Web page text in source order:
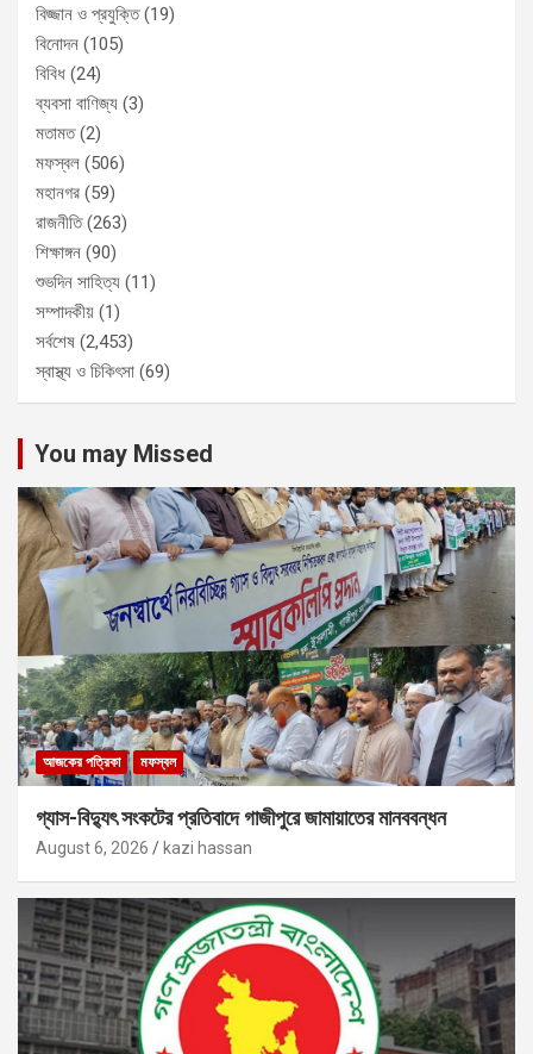
বিজ্জান ও প্রযুক্তি(19)
বিনোদন (105)
বিবিধ (24)
ব্যবসা বাণিজ্য (3)
মতামত(2)
মফস্বল (506)
মহানগর (59)
রাজনীতি(263)
শিক্ষাঙ্গন (90)
শুভদিন সাহিত্য (11)
সম্পাদকীয় (1)
সর্বশেষ (2,453)
স্বাস্থ্য ও চিকিৎসা (69)
You may Missed
আজকের পত্রিকা মফস্বল
গ্যাস-বিদ্যুৎ সংকটের প্রতিবাদে গাজীপুরে জামায়াতের মানববন্ধন
August 6, 2026 kazi hassan